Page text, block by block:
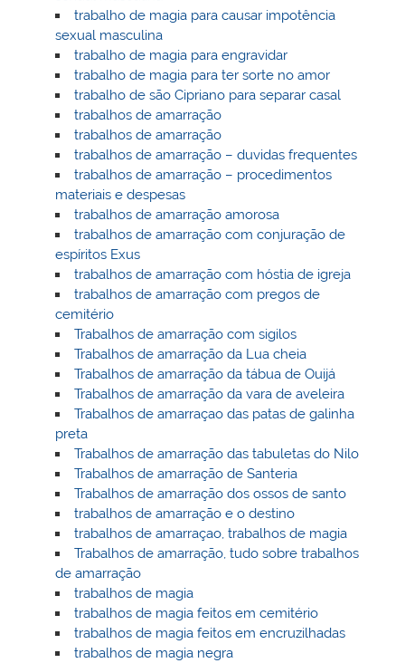
trabalho de magia para causar impotência
sexual masculina
trabalho de magia para engravidar
trabalho de magia para ter sorte no amor
trabalho de são Cipriano para separar casal
trabalhos de amarração
trabalhos de amarração
trabalhos de amarração – duvidas frequentes
trabalhos de amarração – procedimentos
materiais e despesas
trabalhos de amarração amorosa
trabalhos de amarração com conjuração de
espíritos Exus
trabalhos de amarração com hóstia de igreja
trabalhos de amarração com pregos de
cemitério
Trabalhos de amarração com sigilos
Trabalhos de amarração da Lua cheia
Trabalhos de amarração da tábua de Ouijá
Trabalhos de amarração da vara de aveleira
Trabalhos de amarraçao das patas de galinha
preta
Trabalhos de amarração das tabuletas do Nilo
Trabalhos de amarração de Santeria
Trabalhos de amarração dos ossos de santo
trabalhos de amarração e o destino
trabalhos de amarraçao, trabalhos de magia
Trabalhos de amarração, tudo sobre trabalhos
de amarração
trabalhos de magia
trabalhos de magia feitos em cemitério
trabalhos de magia feitos em encruzilhadas
trabalhos de magia negra